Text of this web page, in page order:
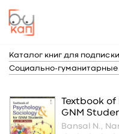
Каталог книг для подписки
Социально-гуманитарные
Textbook
GNM
Bansal N.,